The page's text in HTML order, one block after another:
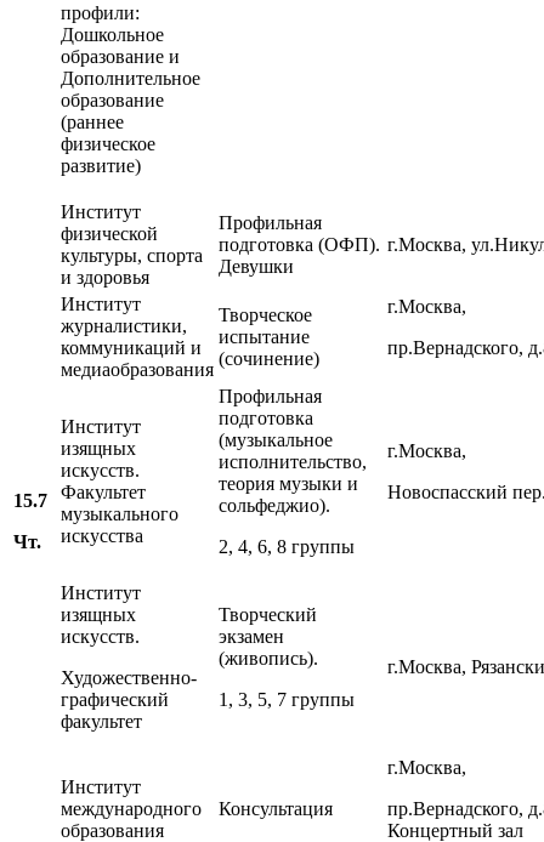
профили:
Дошкольное
образование и
Дополнительное
образование
(раннее
физическое
развитие)
15.7
Чт.
Институт
физической
культуры, спорта
и здоровья
Профильная
подготовка (ОФП).
Девушки
г.Москва,
Институт
журналистики,
коммуникаций и
медиаобразования
Творческое
испытание
(сочинение)
г.Москва,
пр.Вернадского,
Институт
изящных
искусств.
Факультет
музыкального
искусства
Профильная
подготовка
(музыкальное
исполнительство,
теория музыки и
сольфеджио).
2, 4, 6, 8 группы
г.Москва,
Новоспасский
Институт
изящных
искусств.
Художественно-
графический
факультет
Творческий
экзамен
(живопись).
1, 3, 5, 7 группы
г.Москва,
Институт
международного
образования
Консультация
г.Москва,
пр.Вернадского,
Концертный зал